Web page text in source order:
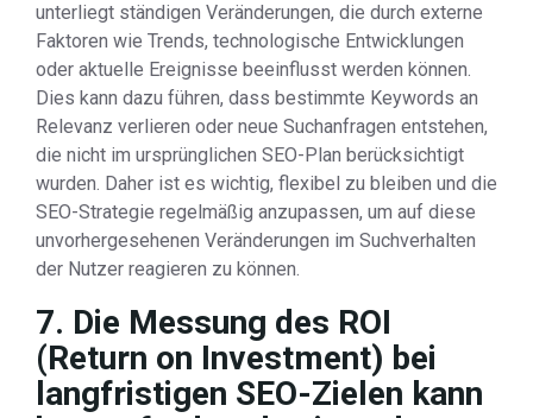
unterliegt ständigen Veränderungen, die durch externe
Faktoren wie Trends, technologische Entwicklungen
oder aktuelle Ereignisse beeinflusst werden können.
Dies kann dazu führen, dass bestimmte Keywords an
Relevanz verlieren oder neue Suchanfragen entstehen,
die nicht im ursprünglichen SEO-Plan berücksichtigt
wurden. Daher ist es wichtig, flexibel zu bleiben und die
SEO-Strategie regelmäßig anzupassen, um auf diese
unvorhergesehenen Veränderungen im Suchverhalten
der Nutzer reagieren zu können.
7. Die Messung des ROI
(Return on Investment) bei
langfristigen SEO-Zielen kann